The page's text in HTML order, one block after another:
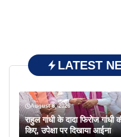
LATEST
August 8, 2026
राहुल गांधी के दादा फिरोज
किए, उपेक्षा पर दिखाया आईना